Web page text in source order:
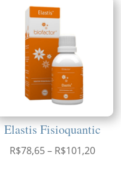
Elastis Fisioquantic
R$78,65– R$101,20Faixa